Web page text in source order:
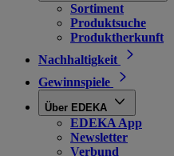
Sortiment
Produktsuche
Produktherkunft
Nachhaltigkeit
Gewinnspiele
Über EDEKA
EDEKA App
Newsletter
Verbund